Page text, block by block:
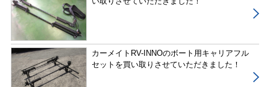
カーメイトRV-INNOのボート用キャリアフル
セットを買い取りさせていただきました！